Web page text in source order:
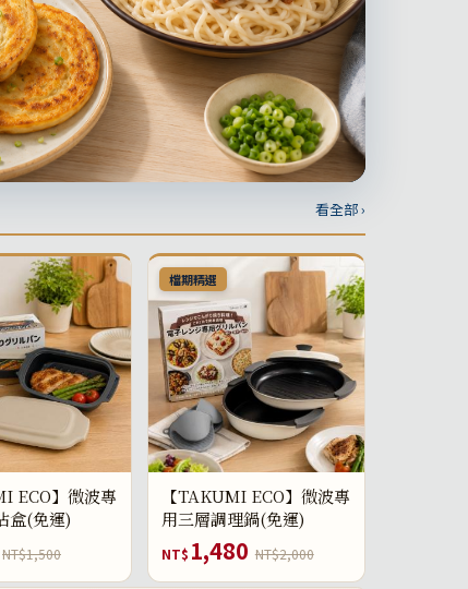
看全部 ›
ECO】微波專
盒(免運)
NT$1,500
檔期精選
【TAKUMI ECO】微波專
用三層調理鍋(免運)
NT$ 1,480 NT$2,000